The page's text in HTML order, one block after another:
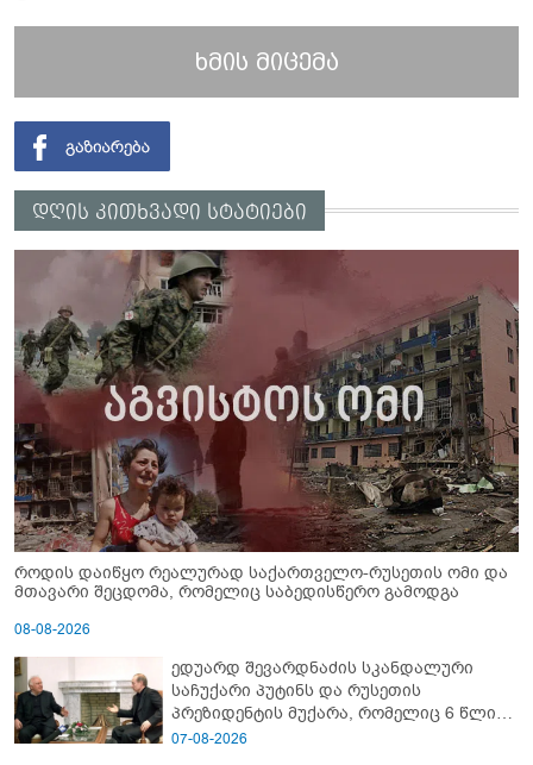
ხმის მიცემა
დღის კითხვადი სტატიები
როდის დაიწყო რეალურად საქართველო-რუსეთის ომი და
მთავარი შეცდომა, რომელიც საბედისწერო გამოდგა
08-08-2026
ედუარდ შევარდნაძის სკანდალური
საჩუქარი პუტინს და რუსეთის
პრეზიდენტის მუქარა, რომელიც 6 წლის
შემდეგ აასრულა
07-08-2026